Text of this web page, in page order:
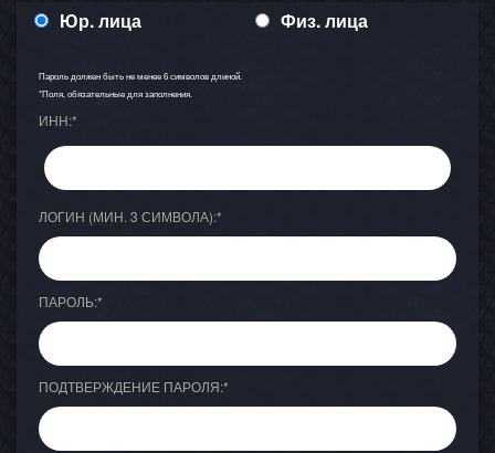
Юр. лица Физ. лица
Пароль должен быть не менее 6 символов длиной.
*Поля, обязательные для заполнения.
ИНН:*
ЛОГИН (МИН. 3 СИМВОЛА):*
ПАРОЛЬ:*
ПОДТВЕРЖДЕНИЕ ПАРОЛЯ:*